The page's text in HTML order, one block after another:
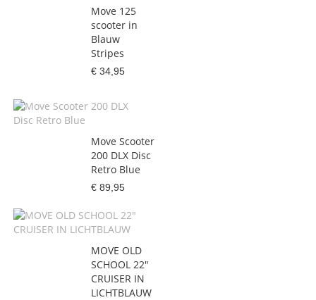
Move 125
scooter in
Blauw
Stripes
€ 34,95
Move Scooter
200 DLX Disc
Retro Blue
€ 89,95
MOVE OLD
SCHOOL 22"
CRUISER IN
LICHTBLAUW